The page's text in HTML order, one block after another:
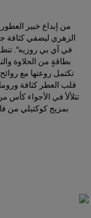
من إبداع خبير العطور
في آي بي روزيه".
بطاقةٍ من الحلاوة
تكتمل روعتها مع
قلب العطر كثافة
تتلألأ في الأجواء كأس
بمزيج كوكتيلي من